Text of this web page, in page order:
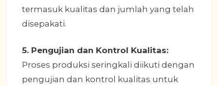
termasuk kualitas dan jumlah yang telah
disepakati.
5. Pengujian dan Kontrol Kualitas:
Proses produksi seringkali diikuti dengan
pengujian dan kontrol kualitas untuk